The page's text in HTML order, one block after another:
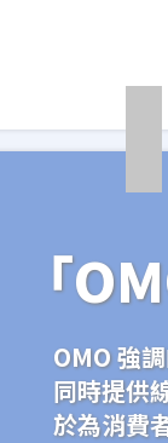
「
OMO 強
同時提供
於為消費